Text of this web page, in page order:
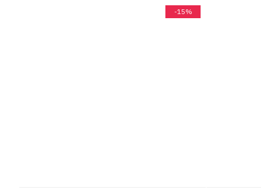
-15%